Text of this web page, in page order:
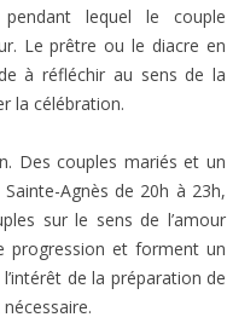
lequel le couple
Le prêtre ou le diacre en
à réfléchir au sens de la
la célébration.
Des couples mariés et un
Agnès de 20h à 23h,
sur le sens de l’amour
progression et forment un
de la préparation de